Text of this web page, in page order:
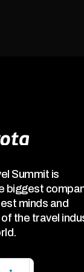
Summit is
biggest
minds and
the travel